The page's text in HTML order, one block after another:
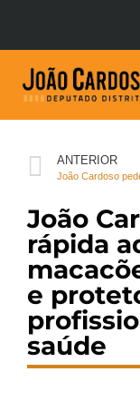
ANTERIOR
João
rápida
e
saúde